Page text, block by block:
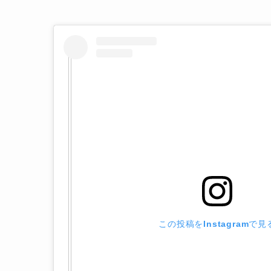
この投稿をInstagramで見